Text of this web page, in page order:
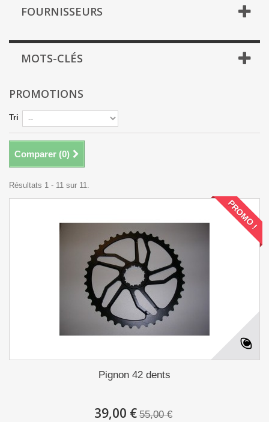
FOURNISSEURS
MOTS-CLÉS
PROMOTIONS
Tri
Comparer (0)
Résultats 1 - 11 sur 11.
PROMO !
Pignon 42 dents
39,00 € 55,00 €